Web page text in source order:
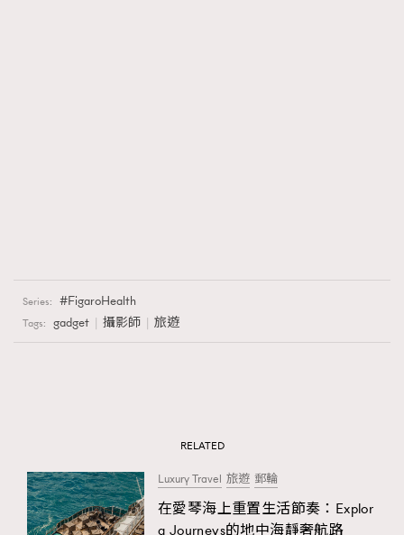
Series: FigaroHealth
Tags: gadget 攝影師 旅遊
RELATED
Luxury Travel 旅遊 郵輪
在愛琴海上重置生活節奏：Explor
a Journeys的地中海靜奢航路